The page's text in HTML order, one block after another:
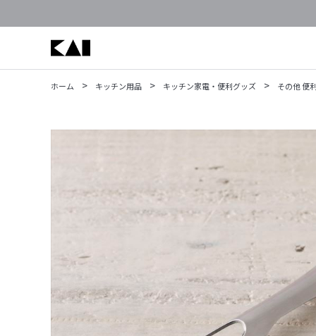
ホーム > キッチン用品 > キッチン家電・便利グッズ > その他 便